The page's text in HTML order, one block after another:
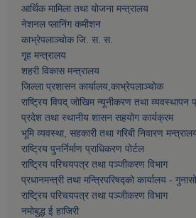
आर्थिक मामिला तथा याेजना मन्त्रालय
नेशनल प्लानिंग कमीशन
काभ्रेपलाञ्चाेक जि. स. स.
गृह मन्त्रालय
शहरी विकास मन्त्रालय
जिल्ला प्रशासन कार्यालय,काभ्रेपलाञ्चाेक
राष्ट्रिय विपद् जोखिम न्यूनीकरण तथा व्यवस्थापन
प्रदेश तथा स्थानीय शासन सहयोग कार्यक्रम
भूमि व्यवस्था, सहकारी तथा गरिबी निवारण
राष्ट्रिय पुनर्निर्माण प्राधिकरण पोर्टल
राष्ट्रिय परिचयपत्र तथा पञ्जीकरण विभाग
प्रधानमन्त्री तथा मन्त्रिपरिषद्को कार्यालय -
राष्ट्रिय परिचयपत्र तथा पञ्जीकरण विभाग
नमाेबुद्ध ई हाजिरी